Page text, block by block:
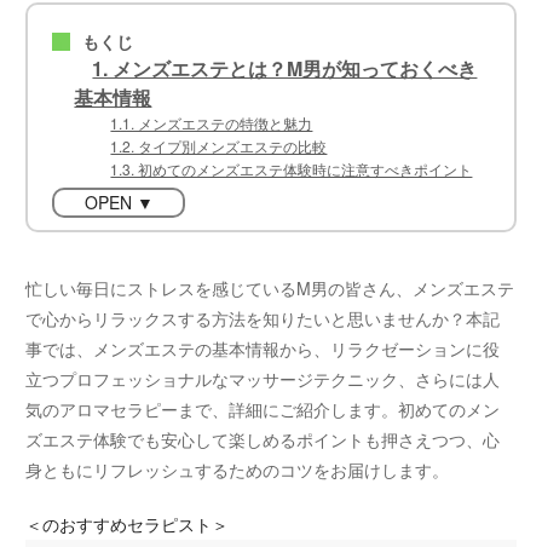
■ もくじ
1. メンズエステとは？M男が知っておくべき
基本情報
1.1. メンズエステの特徴と魅力
1.2. タイプ別メンズエステの比較
1.3. 初めてのメンズエステ体験時に注意すべきポイント
OPEN ▼
忙しい毎日にストレスを感じているM男の皆さん、メンズエステ
で心からリラックスする方法を知りたいと思いませんか？本記
事では、メンズエステの基本情報から、リラクゼーションに役
立つプロフェッショナルなマッサージテクニック、さらには人
気のアロマセラピーまで、詳細にご紹介します。初めてのメン
ズエステ体験でも安心して楽しめるポイントも押さえつつ、心
身ともにリフレッシュするためのコツをお届けします。
＜のおすすめセラピスト＞